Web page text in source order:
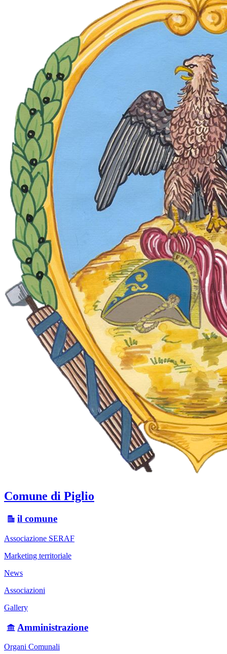
Comune di Piglio
il comune
Associazione SERAF
Marketing territoriale
News
Associazioni
Gallery
Amministrazione
Organi Comunali